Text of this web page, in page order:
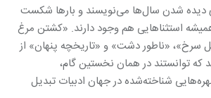
دیده شدن سال‌ها می‌نویسند و بارها شکست
همیشه استثناهایی هم وجود دارند. «کشتن مرغ
سرخ»، «ناطور دشت» و «تاریخچه پنهان» از
توانستند در همان نخستین گام،
شناخته‌شده در جهان ادبیات تبدیل